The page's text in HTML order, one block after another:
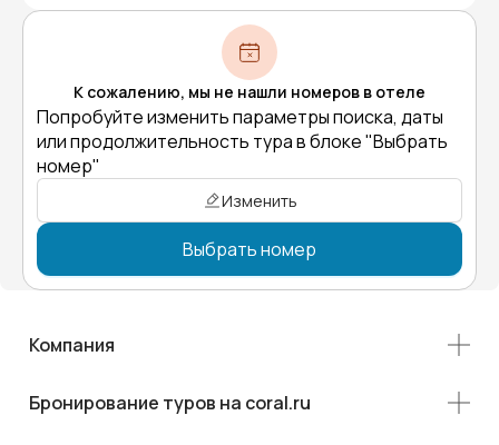
К сожалению, мы не нашли номеров в отеле
Попробуйте изменить параметры поиска, даты
или продолжительность тура в блоке "Выбрать
номер"
Изменить
Выбрать номер
Компания
Бронирование туров на coral.ru